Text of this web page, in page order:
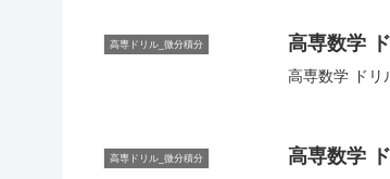
高専ドリル_微分積分 高専数学
高専数学 ドリ
高専ドリル_微分積分 高専数学